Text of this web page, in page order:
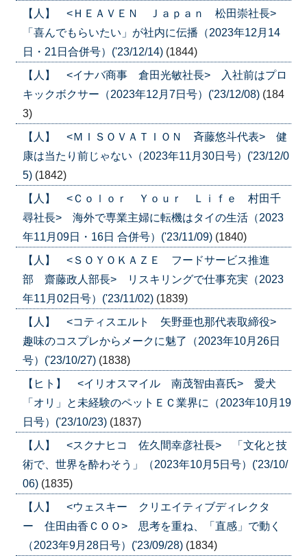
【人】 <ＨＥＡＶＥＮ Ｊａｐａｎ 松田崇社長>
「喜んでもらいたい」が社内に伝播（2023年12月14
日・21日合併号）('23/12/14) (1844)
【人】 <イナバ商事 倉田光敏社長> 入社前はプロ
キックボクサー（2023年12月7日号）('23/12/08) (184
3)
【人】 <ＭＩＳＯＶＡＴＩＯＮ 斉藤悠斗代表> 健
康は当たり前じゃない（2023年11月30日号）('23/12/0
5) (1842)
【人】 <Ｃｏｌｏｒ Ｙｏｕｒ Ｌｉｆｅ 村田千
尋社長> 海外で専業主婦に転機はタイの生活（2023
年11月09日・16日 合併号）('23/11/09) (1840)
【人】 <ＳＯＹＯＫＡＺＥ フードサービス推進
部 齋藤政人部長> リスキリングで仕事充実（2023
年11月02日号）('23/11/02) (1839)
【人】 <コティスエルト 矢野亜也那代表取締役>
趣味のコスプレからメークに魅了（2023年10月26日
号）('23/10/27) (1838)
【ヒト】 <イリオスマイル 南茂智由喜氏> 愛犬
「オリ」と未経験のペットＥＣ業界に（2023年10月19
日号）('23/10/23) (1837)
【人】 <スクナヒコ 佐久間幸彦社長> 「文化と技
術で、世界を酔わそう」（2023年10月5日号）('23/10/
06) (1835)
【人】 <ウェスキー クリエイティブディレクタ
ー 住田由香ＣＯＯ> 思考を重ね、「直感」で動く
（2023年9月28日号）('23/09/28) (1834)